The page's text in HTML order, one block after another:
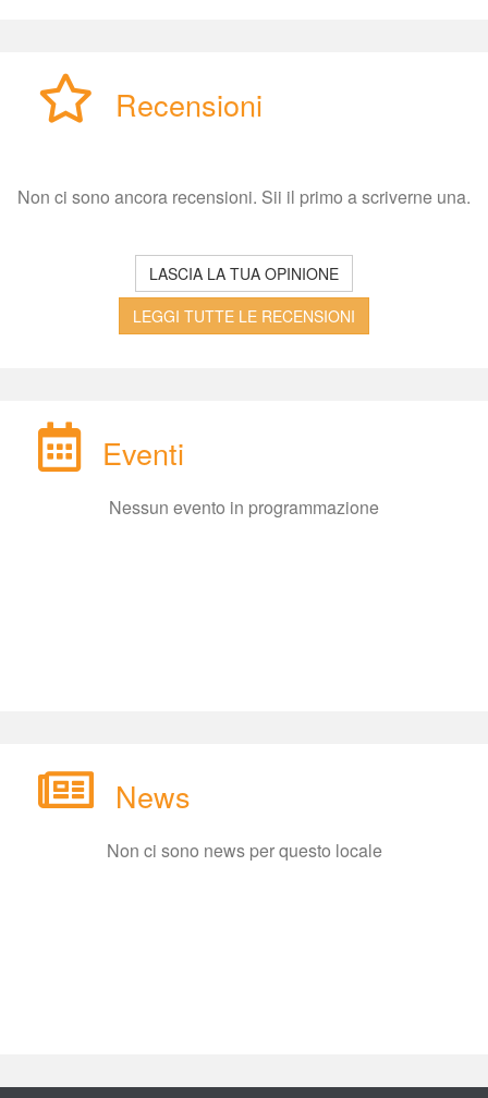
Recensioni
Non ci sono ancora recensioni. Sii il primo a scriverne una.
LASCIA LA TUA OPINIONE
LEGGI TUTTE LE RECENSIONI
Eventi
Nessun evento in programmazione
New
Non ci sono news per questo locale